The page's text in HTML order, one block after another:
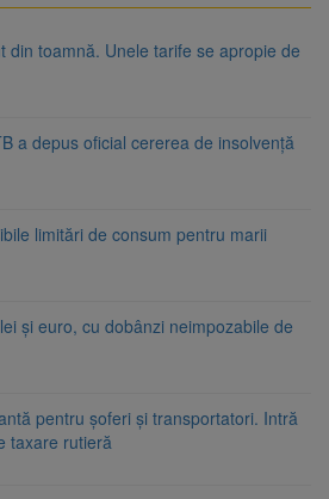
din toamnă. Unele tarife se apropie de
a depus oficial cererea de insolvență
limitări de consum pentru marii
și euro, cu dobânzi neimpozabile de
pentru șoferi și transportatori. Intră
taxare rutieră